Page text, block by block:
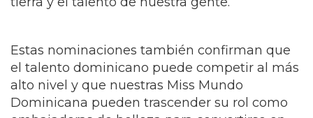
corresponsales internacionales. Comparto
los dominicanos que creen en el poder de
nuestras historias. Este Emmy también lleva
el corazón de la República Dominicana.